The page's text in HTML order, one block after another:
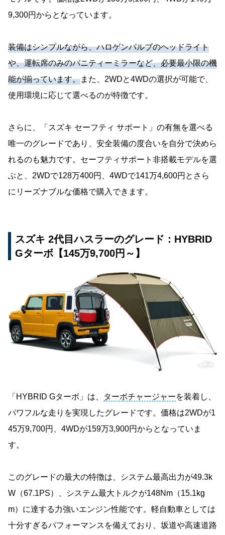
9,300円からとなっています。
装備はシンプルながら、ハロゲンバルブのヘッドライト
や、運転席のみのバニティーミラーなど、必要最小限の機
能が揃っています。また、2WDと4WDの選択が可能で、
使用環境に応じて選べるのが特徴です。
さらに、「スズキ セーフティ サポート」の有無を選べる
唯一のグレードであり、安全装備の度合いを自分で決めら
れるのも魅力です。セーフティサポート非搭載モデルを選
ぶと、2WDで128万400円、4WDで141万4,600円とさら
にリーズナブルな価格で購入できます。
スズキ 2代目ハスラーのグレード：HYBRID
Gターボ【145万9,700円～】
「HYBRID Gターボ」は、 ターボチャージャーを装着し、
パワフルな走りを実現したグレードです。価格は2WDが1
45万9,700円、4WDが159万3,900円からとなっていま
す。
このグレードの最大の特徴は、システム最高出力が49.3k
W（67.1PS）、システム最大トルクが148Nm（15.1kg
m）に達する力強いエンジン性能です。軽自動車としては
十分すぎるパフォーマンスを備えており、坂道や高速道路